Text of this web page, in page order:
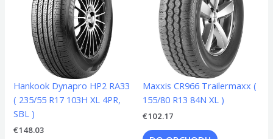
Hankook Dynapro HP2 RA33
( 235/55 R17 103H XL 4PR,
SBL )
€148.03
Maxxis CR966 Trailermaxx (
155/80 R13 84N XL )
€102.17